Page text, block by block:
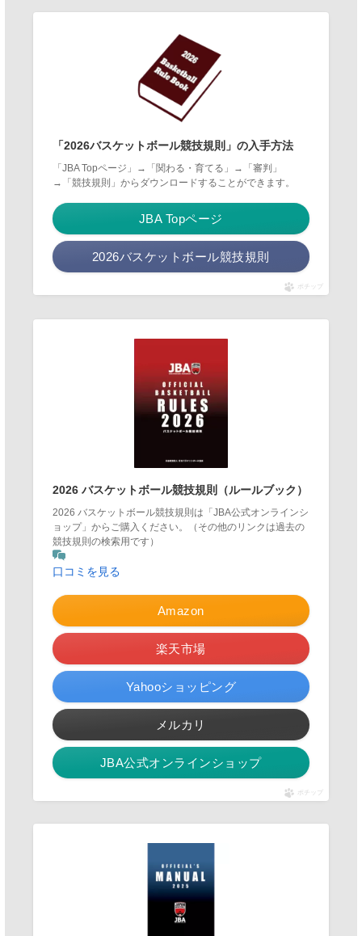
「2026バスケットボール競技規則」の入手方法
「JBA Topページ」→「関わる・育てる」→「審判」
→「競技規則」からダウンロードすることができます。
JBA Topページ
2026バスケットボール競技規則
ポチップ
2026 バスケットボール競技規則（ルールブック）
2026 バスケットボール競技規則は「JBA公式オンラインシ
ョップ」からご購入ください。（その他のリンクは過去の
競技規則の検索用です）
口コミを見る
Amazon
楽天市場
Yahooショッピング
メルカリ
JBA公式オンラインショップ
ポチップ